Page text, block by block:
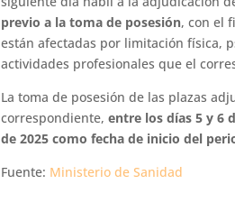
previo a la toma de posesión, con el
están afectadas por limitación física,
actividades profesionales que el
La toma de posesión de las plazas
correspondiente,entre los días 5 y 6
de 2025 como fecha de inicio del
Fuente: Ministerio de Sanidad